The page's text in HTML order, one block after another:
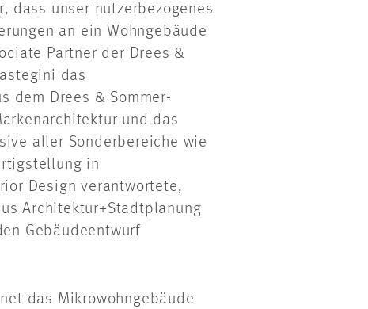
dass unser nutzerbezogenes
an ein Wohngebäude
Partner der Drees &
das
dem Drees & Sommer-
und das
aller Sonderbereiche wie
in
Design verantwortete,
Architektur+Stadtplanung
Gebäudeentwurf
das Mikrowohngebäude